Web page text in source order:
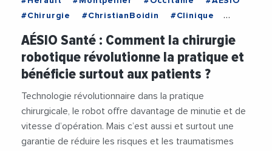
#Chirurgie
#ChristianBoidin
#Clinique
#Medecine
#Videos
AÉSIO Santé : Comment la chirurgie
robotique révolutionne la pratique et
bénéficie surtout aux patients ?
Technologie révolutionnaire dans la pratique
chirurgicale, le robot offre davantage de minutie et de
vitesse d’opération. Mais c’est aussi et surtout une
garantie de réduire les risques et les traumatismes